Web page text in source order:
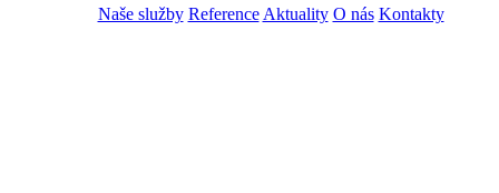
Naše služby Reference Aktuality O nás Kontakty